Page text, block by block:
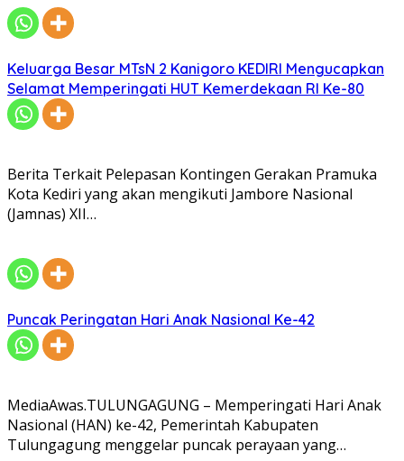
Keluarga Besar MTsN 2 Kanigoro KEDIRI Mengucapkan
Selamat Memperingati HUT Kemerdekaan RI Ke-80
Berita Terkait Pelepasan Kontingen Gerakan Pramuka
Kota Kediri yang akan mengikuti Jambore Nasional
(Jamnas) XII…
Puncak Peringatan Hari Anak Nasional Ke-42
MediaAwas.TULUNGAGUNG – Memperingati Hari Anak
Nasional (HAN) ke-42, Pemerintah Kabupaten
Tulungagung menggelar puncak perayaan yang…